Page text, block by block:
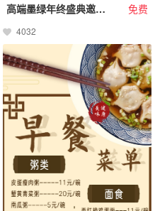
高端墨绿年终盛典邀请函 免费
4032